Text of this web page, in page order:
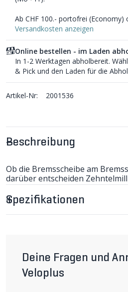
Beschreibung
Ob die Bremsscheibe am
darüber entscheiden
Nicht alle Naben entsprechen
Norm, damit die Bremsscheibe
schleift. Die 0.2mm dicken DISC
Nabe und Bremsscheibe
wird die DISC SHIMS besonders
Schleifgeräusche beim
Vergangenheit an. Passt für 6
IS2000. Set 8 Stk. (D)
weiter lesen
Spezifikationen
Deine Fragen und
Veloplus
Ab CHF 100.- portofrei (Economy)
Versandkosten anzeigen
Online bestellen - im Laden
In 1-2 Werktagen abholbereit.
& Pick und den Laden für die
Artikel-Nr: 2001536